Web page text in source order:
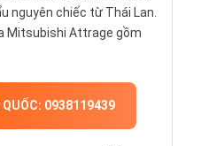
nguyên chiếc từ Thái Lan.
Mitsubishi Attrage gồm
QUỐC: 0938119439